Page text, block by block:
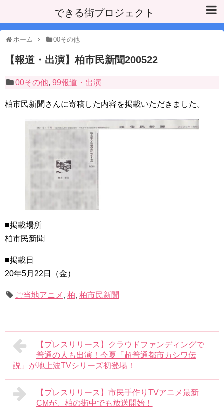
できる街プロジェクト
ホーム 00その他
【報道・出演】柏市民新聞200522
00その他, 99報道・出演
柏市民新聞さんに寄稿した内容を掲載いただきました。
■掲載場所
柏市民新聞
■掲載日
20年5月22日（金）
ご当地アニメ , 柏, 柏市民新聞
【プレスリリース】クラウドファンディングで
普通の人も出演！今夏「超普通都市カシワ伝
説」が地上波TVシリーズ初登場！
【プレスリリース】市民手作りTVアニメ最新
CMが、柏の街中でも放送開始！